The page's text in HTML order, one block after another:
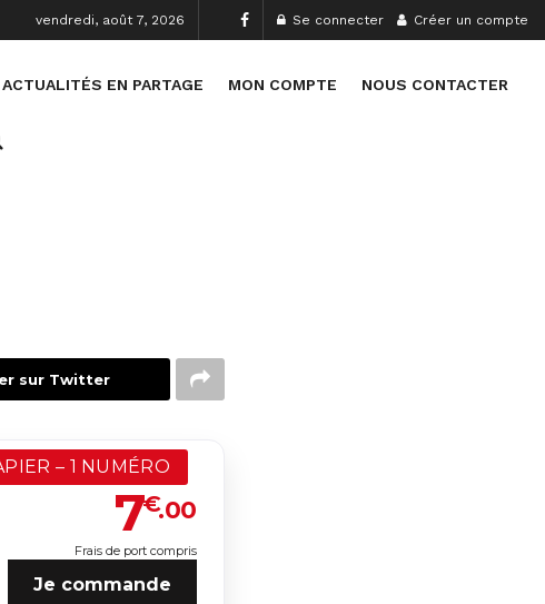
vendredi, août 7, 2026 Se connecter Créer un compte
ACTUALITÉS EN PARTAGE MON COMPTE NOUS CONTACTER
sur Twitter
– 1 NUMÉRO
7€.00
Frais de port compris
Je commande